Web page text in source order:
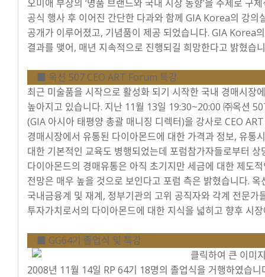
오미애 부장의 ‘명품 브랜드와 국내 시장 동향’을 주제로 구
공식 행사 후 이어진 간단한 다과와 함께 GIA Korea의 강의
공개가 이루어졌고, 기념품이 제공 되었습니다. GIA Korea
결과를 맺어, 매년 지속적으로 진행되길 희망한다고 밝혔습
■ 옥션 507 CEO ART Forum 특강
최근 미술품을 시작으로 활성화 되기 시작한 국내 경매시장
높아지고 있습니다. 지난 11월 13일 19:30~20:00 ㈜옥션
(GIA 아시아 태평양 총괄 매니징 디렉터)을 강사로 CEO
경매시장에서 유통된 다이아몬드에 대한 가격과 정보, 유통
대한 기본적인 교육도 병행되었는데 포럼참가자들로부터
다이아몬드의 경매유통은 아직 초기지만 세금에 대한 제도
전망은 매우 높을 것으로 보인다고 포럼 측은 밝혔습니다.
국내금융계 및 재계, 정부기관의 고위 공직자와 각계 전문
투자가치로서의 다이아몬드에 대한 지식을 넓히고 향후 시
■ GG64기 졸업식 및 특강
2008년 11월 14일 RP 64기 18명의 졸업식을 거행하였습